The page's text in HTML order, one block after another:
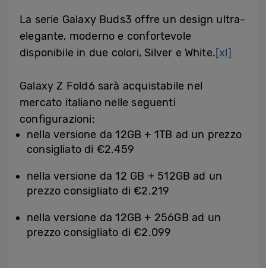
La serie Galaxy Buds3 offre un design ultra-
elegante, moderno e confortevole
disponibile in due colori, Silver e White.[xl]
Galaxy Z Fold6 sarà acquistabile nel
mercato italiano nelle seguenti
configurazioni:
nella versione da 12GB + 1TB ad un prezzo
consigliato di €2.459
nella versione da 12 GB + 512GB ad un
prezzo consigliato di €2.219
nella versione da 12GB + 256GB ad un
prezzo consigliato di €2.099